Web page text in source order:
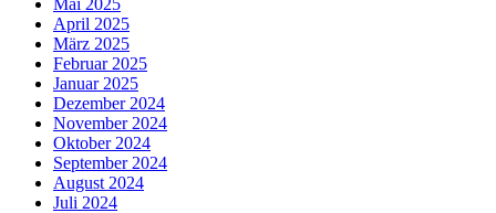
Mai 2025
April 2025
März 2025
Februar 2025
Januar 2025
Dezember 2024
November 2024
Oktober 2024
September 2024
August 2024
Juli 2024